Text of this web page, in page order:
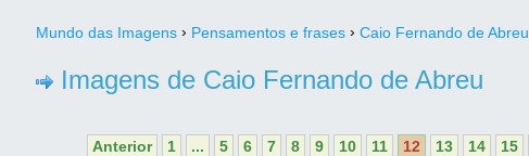
Mundo das Imagens › Pensamentos e frases › Caio Fernando de Abreu
Imagens de Caio Fernando de Abreu
Anterior 1 ... 5 6 7 8 9 10 11 12 13 14 15